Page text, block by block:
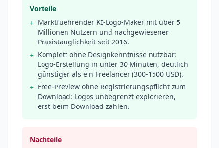
Vorteile
+ Marktfuehrender KI-Logo-Maker mit über 5
Millionen Nutzern und nachgewiesener
Praxistauglichkeit seit 2016.
+ Komplett ohne Designkenntnisse nutzbar:
Logo-Erstellung in unter 30 Minuten, deutlich
günstiger als ein Freelancer (300-1500 USD).
+ Free-Preview ohne Registrierungspflicht zum
Download: Logos unbegrenzt explorieren,
erst beim Download zahlen.
Nachteile